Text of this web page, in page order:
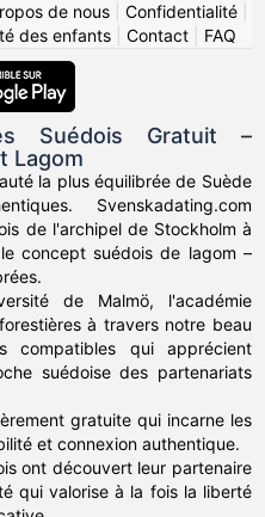
de nous Confidentialité
des enfants| Contact| FAQ
Suédois Gratuit –
Lagom
la plus équilibrée de Suède
Svenskadating.com
de l'archipel de Stockholm à
concept suédois de lagom –
de Malmö, l'académie
à travers notre beau
compatibles qui apprécient
suédoise des partenariats
gratuite qui incarne les
et connexion authentique.
ont découvert leur partenaire
qui valorise à la fois la liberté